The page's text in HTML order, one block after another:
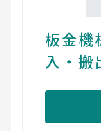
板金機
入・搬